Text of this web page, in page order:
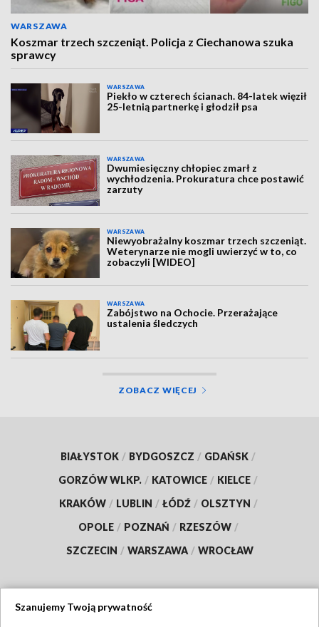
WARSZAWA
Koszmar trzech szczeniąt. Policja z Ciechanowa szuka
sprawcy
WARSZAWA
Piekło w czterech ścianach. 84-latek więził
25-letnią partnerkę i głodził psa
WARSZAWA
Dwumiesięczny chłopiec zmarł z
wychłodzenia. Prokuratura chce postawić
zarzuty
WARSZAWA
Niewyobrażalny koszmar trzech szczeniąt.
Weterynarze nie mogli uwierzyć w to, co
zobaczyli [WIDEO]
WARSZAWA
Zabójstwo na Ochocie. Przerażające
ustalenia śledczych
ZOBACZ WIĘCEJ
BIAŁYSTOK / BYDGOSZCZ / GDAŃSK /
GORZÓW WLKP. / KATOWICE / KIELCE /
KRAKÓW / LUBLIN / ŁÓDŹ / OLSZTYN /
OPOLE / POZNAŃ / RZESZÓW /
SZCZECIN / WARSZAWA / WROCŁAW
Szanujemy Twoją prywatność